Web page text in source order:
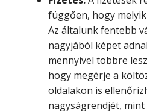
függően, hogy
Az általunk fentebb
nagyjából képet
mennyivel többre
hogy megérje a
oldalakon is
nagyságrendjét, mint